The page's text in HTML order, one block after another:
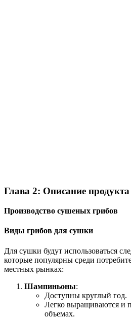
Глава 2: Описание продукта
Производство сушеных грибов
Виды грибов для сушки
Для сушки будут использоваться
которые популярны среди
местных рынках:
Шампиньоны:
Доступны круглый год.
Легко выращиваются и
объемах.